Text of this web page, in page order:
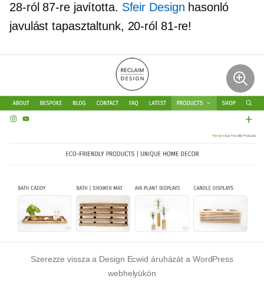
28-ról 87-re javította. Sfeir Design hasonló
javulást tapasztaltunk, 20-ról 81-re!
Szerezze vissza a Design Ecwid áruházát a WordPress
webhelyükön